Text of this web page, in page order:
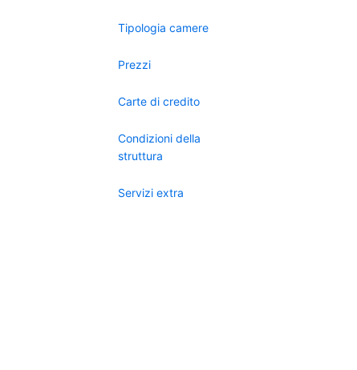
Tipologia camere
Prezzi
Carte di credito
Condizioni della
struttura
Servizi extra